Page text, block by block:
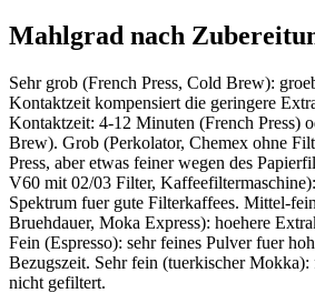
Mahlgrad nach
Sehr grob (French Press, Cold Brew):
Kontaktzeit kompensiert die geringere
Kontaktzeit: 4-12 Minuten (French Press)
Brew). Grob (Perkolator, Chemex ohne
Press, aber etwas feiner wegen des
V60 mit 02/03 Filter,
Spektrum fuer gute Filterkaffees. Mittel-
Bruehdauer, Moka Express): hoehere
Fein (Espresso): sehr feines Pulver fuer
Bezugszeit. Sehr fein (tuerkischer
nicht gefiltert.